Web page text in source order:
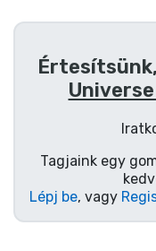
Tagjaink egy
Lépj be, vagy
Sorozatos
Mesés cuccok
Animés cuccok